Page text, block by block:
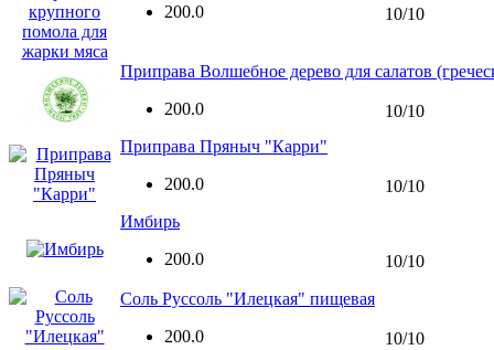
200.0
10/10
Приправа Волшебное дерево для салатов
200.0
10/10
Приправа Пряныч "Карри"
200.0
10/10
Имбирь
200.0
10/10
Соль Руссоль "Илецкая" пищевая
200.0
10/10